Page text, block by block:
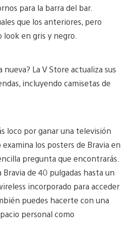
para la barra del bar.
que los anteriores, pero
en gris y negro.
La V Store actualiza sus
incluyendo camisetas de
loco por ganar una televisión
examina los posters de Bravia en
pregunta que encontrarás.
Bravia de 40 pulgadas hasta un
incorporado para acceder
puedes hacerte con una
personal como